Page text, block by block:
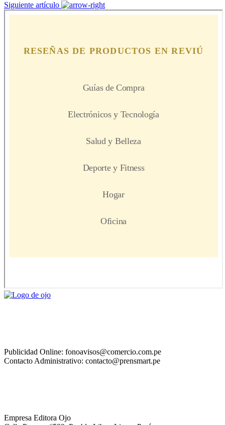
Siguiente artículo
Publicidad Online: fonoavisos@comercio.com.pe
Contacto Administrativo: contacto@prensmart.pe
Empresa Editora Ojo